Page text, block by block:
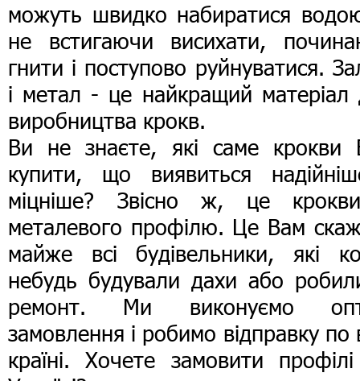
можуть швидко набиратися
не встигаючи висихати,
гнити і поступово руйнуватися.
і метал - це найкращий матеріал
виробництва крокв.
Ви не знаєте, які саме крокви
купити, що виявиться
міцніше? Звісно ж, це
металевого профілю. Це Вам
майже всі будівельники, які
небудь будували дахи або
ремонт. Ми виконуємо
замовлення і робимо відправку по
країні. Хочете замовити